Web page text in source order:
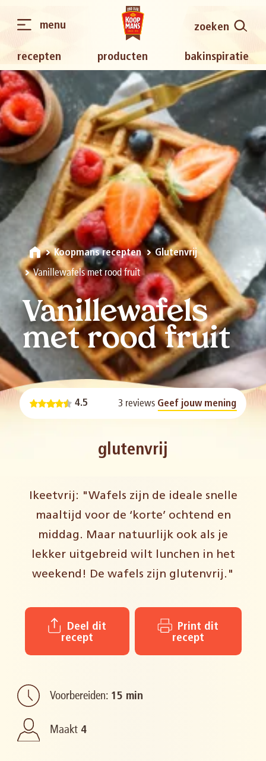
recepten producten bakinspiratie
zoeken
menu
Koopmans recepten Glutenvrij
Vanillewafels met rood fruit
Vanillewafels
met rood fruit
4.5 3 reviews Geef jouw mening
glutenvrij
Ikeetvrij: "Wafels zijn de ideale snelle
maaltijd voor de ‘korte’ ochtend en
middag. Maar natuurlijk ook als je
lekker uitgebreid wilt lunchen in het
weekend! De wafels zijn glutenvrij."
recept
recept
Voorbereiden: 15 min
Maakt 4